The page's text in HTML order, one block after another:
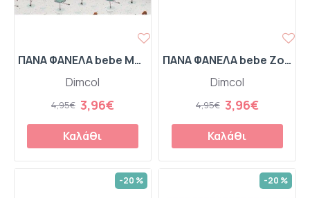
Dimcol
ΠΑΝΑ ΦΑΝΕΛΑ bebe Μπαλαρίνα 166 80X80 Green Flannel Cotton 100%
3,96€
4,95€
Καλάθι
Dimcol
ΠΑΝΑ ΦΑΝΕΛΑ bebe Zoo 29 80X80 White 100% Cotton Flannel
3,96€
4,95€
Καλάθι
-20 % -20 %